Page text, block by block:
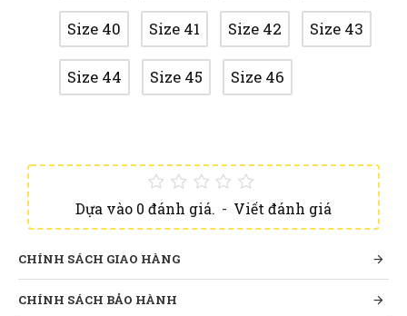
Dựa vào 0 đánh giá. - Viết đánh giá
Size 40 Size 41 Size 42 Size 43
Size 44 Size 45 Size 46
CHÍNH SÁCH GIAO HÀNG
CHÍNH SÁCH BẢO HÀNH